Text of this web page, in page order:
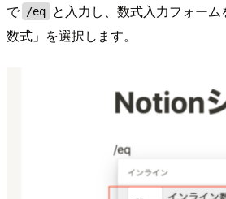
で /eq
と入力し、数式入力フォー
数式」を選択します。